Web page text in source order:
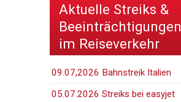
Aktuelle Streiks &
Beeinträchtigungen
im Reiseverkehr
09.07,2026 Bahnstreik Italien
05.07.2026 Streiks bei easyjet